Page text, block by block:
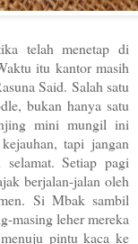
telah menetap di
itu kantor masih
Said. Salah satu
bukan hanya satu
mini mungil ini
tapi jangan
Setiap pagi
berjalan-jalan oleh
Si Mbak sambil
masing leher mereka
pintu kaca ke